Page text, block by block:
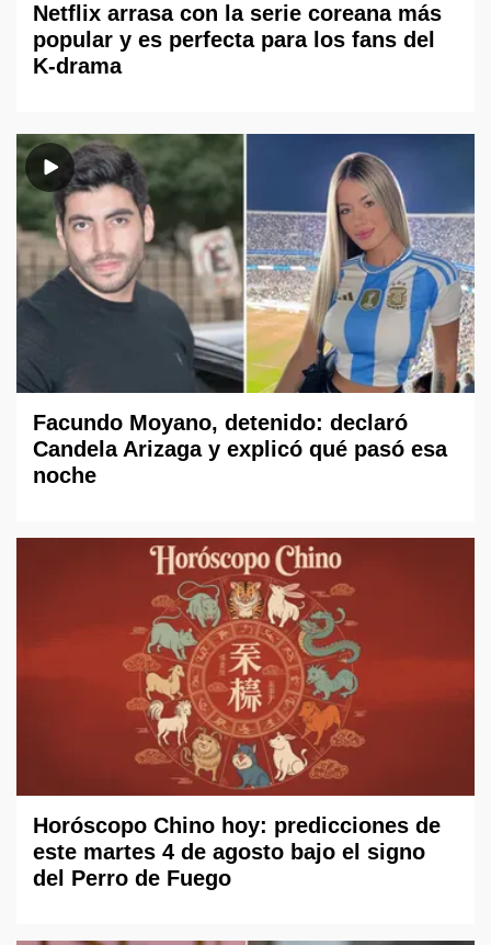
Netflix arrasa con la serie coreana más
popular y es perfecta para los fans del
K-drama
Facundo Moyano, detenido: declaró
Candela Arizaga y explicó qué pasó esa
noche
Horóscopo Chino hoy: predicciones de
este martes 4 de agosto bajo el signo
del Perro de Fuego